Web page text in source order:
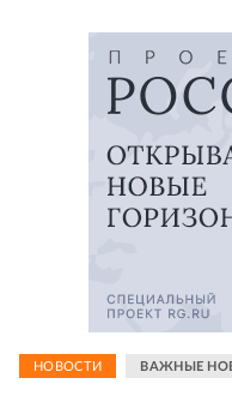
НОВОСТИ ВАЖНЫЕ